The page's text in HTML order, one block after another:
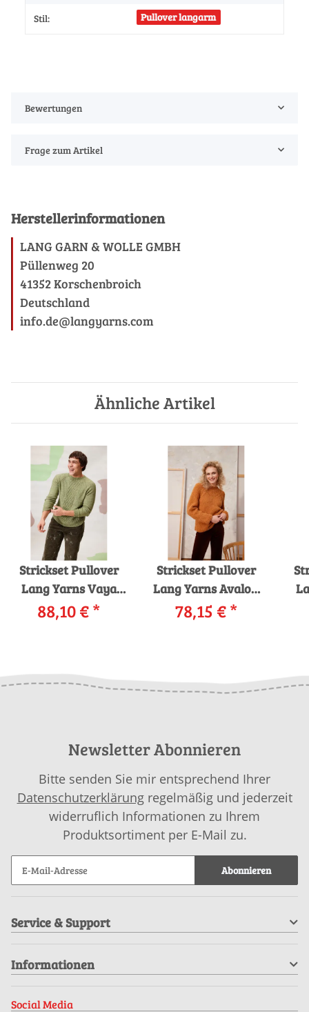
Stil: Pullover langarm
Bewertungen
Frage zum Artikel
Herstellerinformationen
LANG GARN & WOLLE GMBH
Püllenweg 20
41352 Korschenbroich
Deutschland
info.de@langyarns.com
Ähnliche Artikel
Strickset Pullover
Lang Yarns Vaya
Tavio mit Anleitung
in garnwelt-Box
88,10 €*
Strickset Pullover
Lang Yarns Avalon
Elara mit Anleitung
in garnwelt-Box
78,15 €*
Newsletter Abonnieren
Bitte senden Sie mir entsprechend Ihrer
Datenschutzerklärungregelmäßig und jederzeit
widerruflich Informationen zu Ihrem
Produktsortiment per E-Mail zu.
Abonnieren
Service & Support
Informationen
Social Media